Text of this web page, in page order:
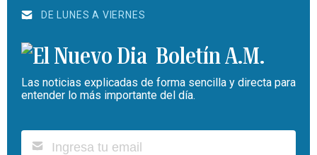
DE LUNES A VIERNES
Boletín A.M.
Las noticias explicadas de forma sencilla y directa para
entender lo más importante del día.